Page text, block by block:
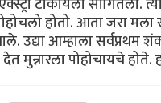
होतो. आता जरा मला
उद्या आम्हाला
मुन्नारला पोहोचायचे होते.